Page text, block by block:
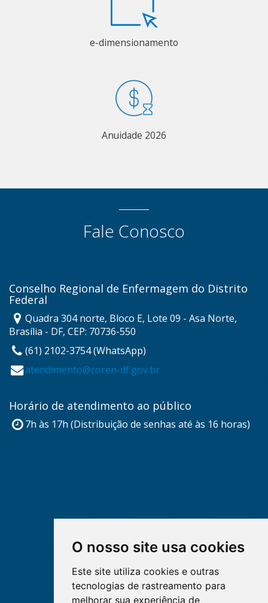
O nosso site usa cookies
Este site utiliza cookies e outras
tecnologias de rastreamento para
melhorar sua experiência de
e-dimensionamento
Anuidade 2026
Fale Conosco
Conselho Regional de Enfermagem do Distrito
Federal
Quadra 304 norte, Bloco E, Lote 09 - Asa Norte,
Brasília - DF, CEP: 70736-550
(61) 2102-3754 (WhatsApp)
atendimento@coren-df.gov.br
Horário de atendimento ao público
7h às 17h (Distribuição de senhas até às 16 horas)